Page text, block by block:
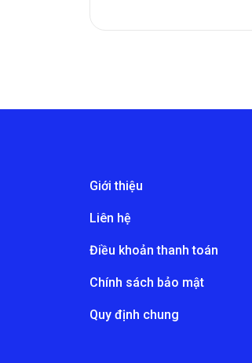
Giới thiệu
Liên hệ
Điều khoản thanh toán
Chính sách bảo mật
Quy định chung